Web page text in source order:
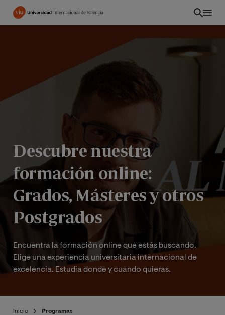
Pasar
ES
Descubre nuestra
formación online:
Grados, Másteres y otros
Postgrados
Encuentra la formación online que estás buscando.
Elige una experiencia universitaria internacional de
excelencia. Estudia donde y cuando quieras.
Inicio Programas